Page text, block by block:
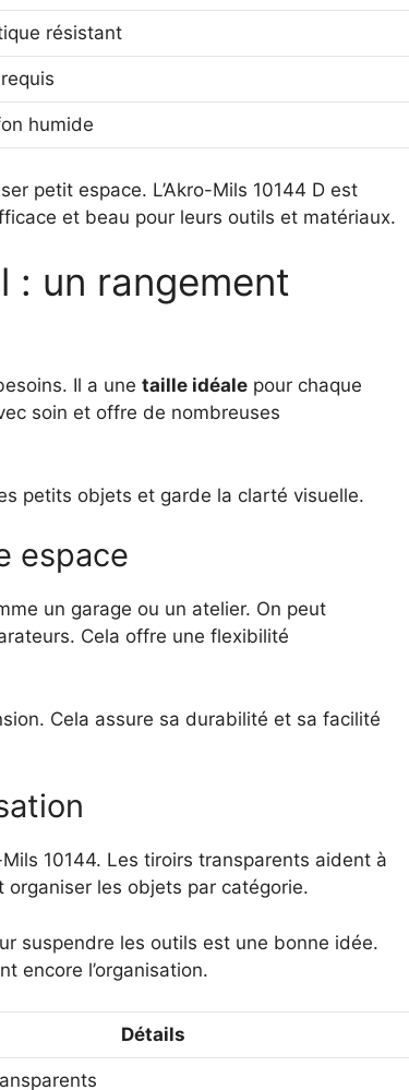
résistant
humide
petit espace. L’Akro-Mils 10144 D est
et beau pour leurs outils et matériaux.
: un rangement
Il a une taille idéale pour chaque
soin et offre de nombreuses
petits objets et garde la clarté visuelle.
espace
un garage ou un atelier. On peut
Cela offre une flexibilité
Cela assure sa durabilité et sa facilité
10144. Les tiroirs transparents aident à
organiser les objets par catégorie.
suspendre les outils est une bonne idée.
encore l’organisation.
Détails